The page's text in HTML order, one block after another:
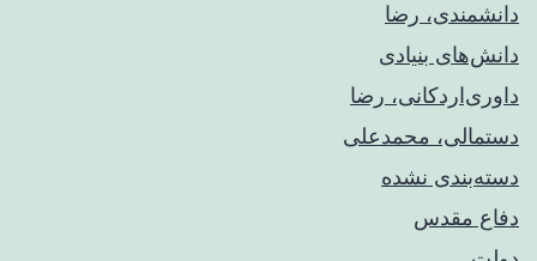
دانشمندی، رضا
دانش‌های بنیادی
داوری‌اردکانی، رضا
دستمالی، محمدعلی
دسته‌بندی نشده
دفاع مقدس